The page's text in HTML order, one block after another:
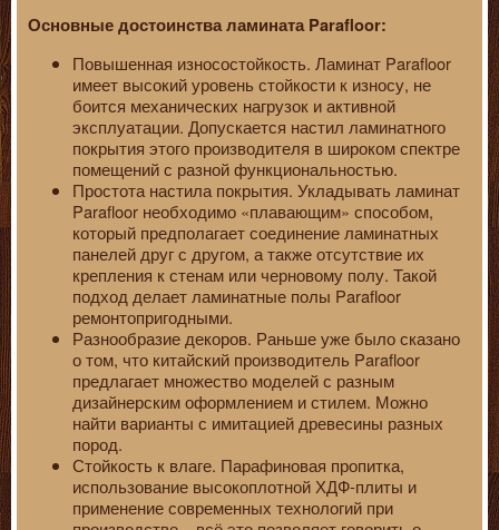
Основные достоинства ламината Parafloor:
Повышенная износостойкость. Ламинат Parafloor
имеет высокий уровень стойкости к износу, не
боится механических нагрузок и активной
эксплуатации. Допускается настил ламинатного
покрытия этого производителя в широком спектре
помещений с разной функциональностью.
Простота настила покрытия. Укладывать ламинат
Parafloor необходимо «плавающим» способом,
который предполагает соединение ламинатных
панелей друг с другом, а также отсутствие их
крепления к стенам или черновому полу. Такой
подход делает ламинатные полы Parafloor
ремонтопригодными.
Разнообразие декоров. Раньше уже было сказано
о том, что китайский производитель Parafloor
предлагает множество моделей с разным
дизайнерским оформлением и стилем. Можно
найти варианты с имитацией древесины разных
пород.
Стойкость к влаге. Парафиновая пропитка,
использование высокоплотной ХДФ-плиты и
применение современных технологий при